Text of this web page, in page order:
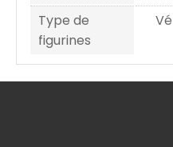
Type de
figurines